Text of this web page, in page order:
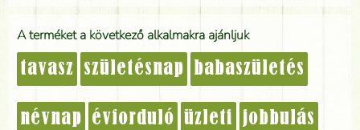
A terméket a következő alkalmakra ajánljuk
tavasz születésnap babaszületés
névnap évforduló üzleti jobbulás